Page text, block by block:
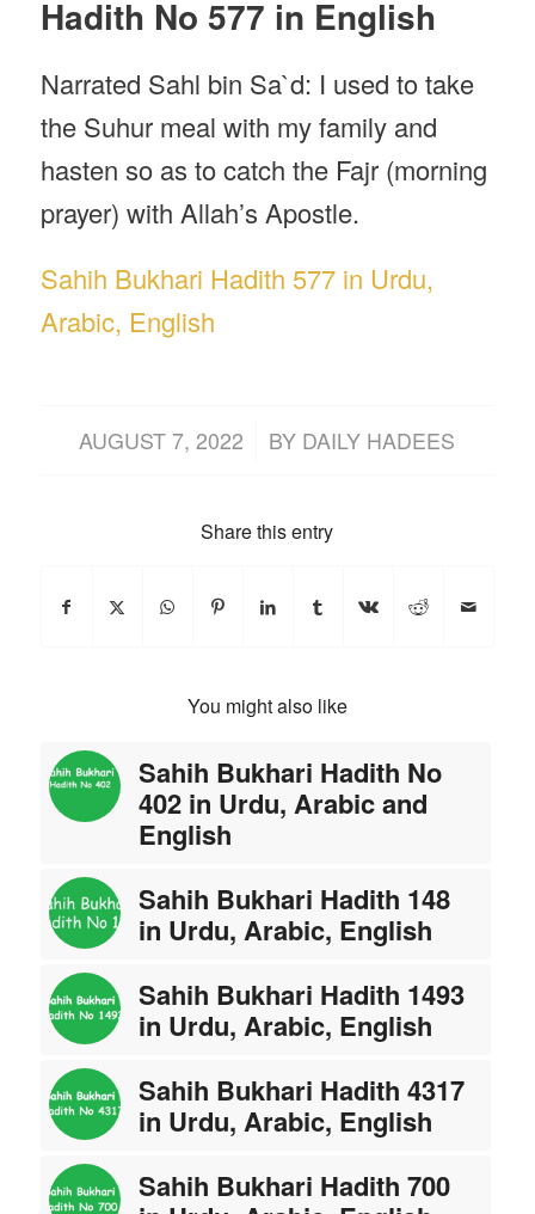
Hadith No 577 in English
Narrated Sahl bin Sa`d: I used to take
the Suhur meal with my family and
hasten so as to catch the Fajr (morning
prayer) with Allah’s Apostle.
Sahih Bukhari Hadith 577 in Urdu,
Arabic, English
AUGUST 7, 2022
/ BY DAILY HADEES
Share this entry
You might also like
Sahih Bukhari Hadith No
402 in Urdu, Arabic and
English
Sahih Bukhari Hadith 148
in Urdu, Arabic, English
Sahih Bukhari Hadith 1493
in Urdu, Arabic, English
Sahih Bukhari Hadith 4317
in Urdu, Arabic, English
Sahih Bukhari Hadith 700